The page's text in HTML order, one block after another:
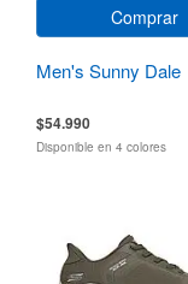
Comprar
Men's Sunny Dale
$54.990
Disponible en 4 colores